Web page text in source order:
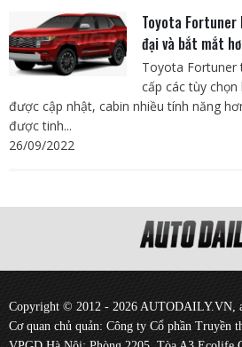
Toyota Fortuner
đại và bắt mắt
Toyota Fortuner
cấp các tùy
được cập nhật, cabin nhiều tính năng
được tinh...
26/09/2022
Copyright © 2012 - 2026 AUTODAILY.VN,
Cơ quan chủ quản: Công ty Cổ phần Truyền